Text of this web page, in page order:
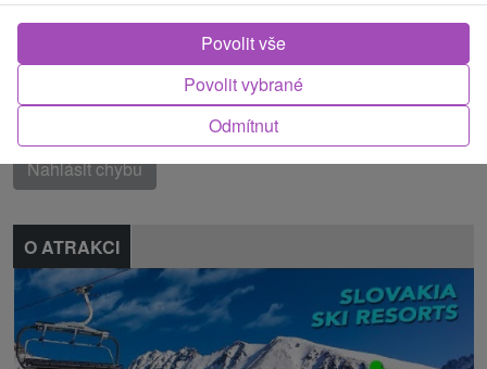
Vysoké Tatry, v Tatrách, Východné Slovensko, Prešovský
kraj
Našli jste chybu nebo nám chcete doporučit novou atrakci
Nahlásit chybu
O ATRAKCI
Odmítnut
Povolit vybrané
Povolit vše